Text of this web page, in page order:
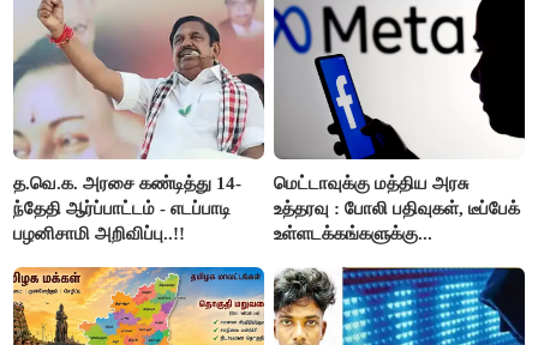
த.வெ.க. அரசை கண்டித்து 14-
ந்தேதி ஆர்ப்பாட்டம் - எடப்பாடி
பழனிசாமி அறிவிப்பு..!!
மெட்டாவுக்கு மத்திய அரசு
உத்தரவு : போலி பதிவுகள், டீப்பேக்
உள்ளடக்கங்களுக்கு...